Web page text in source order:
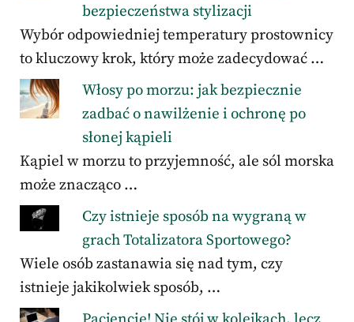
bezpieczeństwa stylizacji
Wybór odpowiedniej temperatury prostownicy
to kluczowy krok, który może zadecydować …
Włosy po morzu: jak bezpiecznie
zadbać o nawilżenie i ochronę po
słonej kąpieli
Kąpiel w morzu to przyjemność, ale sól morska
może znacząco …
Czy istnieje sposób na wygraną w
grach Totalizatora Sportowego?
Wiele osób zastanawia się nad tym, czy
istnieje jakikolwiek sposób, …